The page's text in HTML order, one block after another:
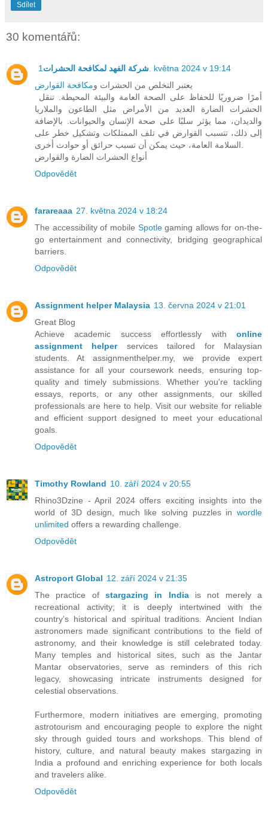
Sdílet
30 komentářů:
شركة الفهد لمكافحة الحشرات 1. května 2024 v 19:14
يعتبر التخلص من الحشرات ومكافحة القوارض
الحشرات الضارة العديد من الأمراض مثل الطاعون والملاريا
والديدان، مما يؤثر سلبًا على صحة الإنسان والحيوانات. بالإضافة
إلى ذلك، تتسبب القوارض في تلف الممتلكات وتشكيل خطر على
أنواع الحشرات الضارة والقوارض
Odpovědět
farareaaa 27. května 2024 v 18:24
The accessibility of mobile Spotlegaming allows for on-the-
go entertainment and connectivity, bridging geographical
barriers.
Odpovědět
Assignment helper Malaysia 13. června 2024 v 21:01
Great Blog
Achieve academic success effortlessly with online
assignment helperservices tailored for Malaysian
students. At assignmenthelper.my, we provide expert
assistance for all your coursework needs, ensuring top-
quality and timely submissions. Whether you're tackling
essays, reports, or any other assignments, our skilled
professionals are here to help. Visit our website for reliable
and efficient support designed to meet your educational
goals.
Odpovědět
Timothy Rowland 10. září 2024 v 20:55
Rhino3Dzine - April 2024 offers exciting insights into the
world of 3D design, much like solving puzzles in wordle
unlimited offers a rewarding challenge.
Odpovědět
Astroport Global 12. září 2024 v 21:35
The practice of stargazing in Indiais not merely a
recreational activity; it is deeply intertwined with the
country’s historical and spiritual traditions. Ancient Indian
astronomers made significant contributions to the field of
astronomy, and their knowledge is still celebrated today.
Many temples and historical sites, such as the Jantar
Mantar observatories, serve as reminders of this rich
legacy, showcasing intricate instruments designed for
celestial observations.
Furthermore, modern initiatives are emerging, promoting
astrotourism and encouraging people to explore the night
sky through guided tours and workshops. This blend of
history, culture, and natural beauty makes stargazing in
India a profound and enriching experience for both locals
and travelers alike.
Odpovědět